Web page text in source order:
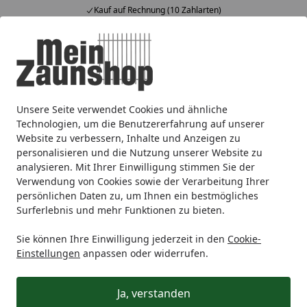
Unsere Seite verwendet Cookies und ähnliche
Technologien, um die Benutzererfahrung auf unserer
Website zu verbessern, Inhalte und Anzeigen zu
personalisieren und die Nutzung unserer Website zu
analysieren. Mit Ihrer Einwilligung stimmen Sie der
Verwendung von Cookies sowie der Verarbeitung Ihrer
persönlichen Daten zu, um Ihnen ein bestmögliches
Surferlebnis und mehr Funktionen zu bieten.
Sie können Ihre Einwilligung jederzeit in den Cookie-
Einstellungen anpassen oder widerrufen.
Ja, verstanden
Kauf auf Rechnung (10 Zahlarten)
Alle Produkte
Mein Konto
Suchen
Startseite
Zaunmarken T&J T&J Metallzäune T&J Tore
T&J CARO Doppeltor
Wählen Sie Ihre Wunschkategorie
Zubehör für T&J CARO Doppeltor
Passendes Zubehörsortiment